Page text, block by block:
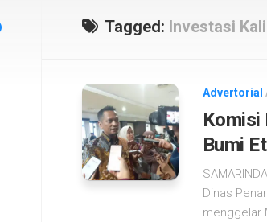
Tagged: Investasi
Advertorial
Komisi
Bumi
Dinas
menggelar